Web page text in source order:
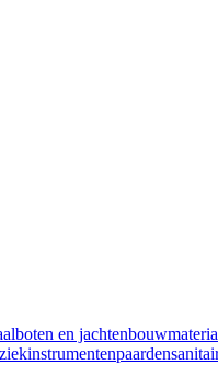
boten en jachten
paarden